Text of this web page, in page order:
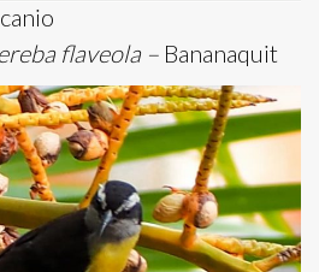
flaveola – Bananaquit